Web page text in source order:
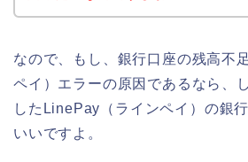
なので、もし、銀行口座の残高不
ペイ）エラーの原因であるなら、
したLinePay（ラインペイ）の銀
いいですよ。